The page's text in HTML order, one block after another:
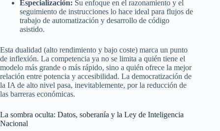
Especialización: Su enfoque en el razonamiento y el
seguimiento de instrucciones lo hace ideal para flujos de
trabajo de automatización y desarrollo de código
asistido.
Esta dualidad (alto rendimiento y bajo coste) marca un punto
de inflexión. La competencia ya no se limita a quién tiene el
modelo más grande o más rápido, sino a quién ofrece la mejor
relación entre potencia y accesibilidad. La democratización de
la IA de alto nivel pasa, inevitablemente, por la reducción de
las barreras económicas.
La sombra oculta: Datos, soberanía y la Ley de Inteligencia
Nacional